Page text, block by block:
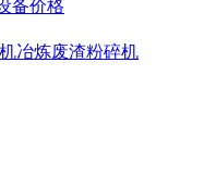
备价格
冶炼废渣粉碎机